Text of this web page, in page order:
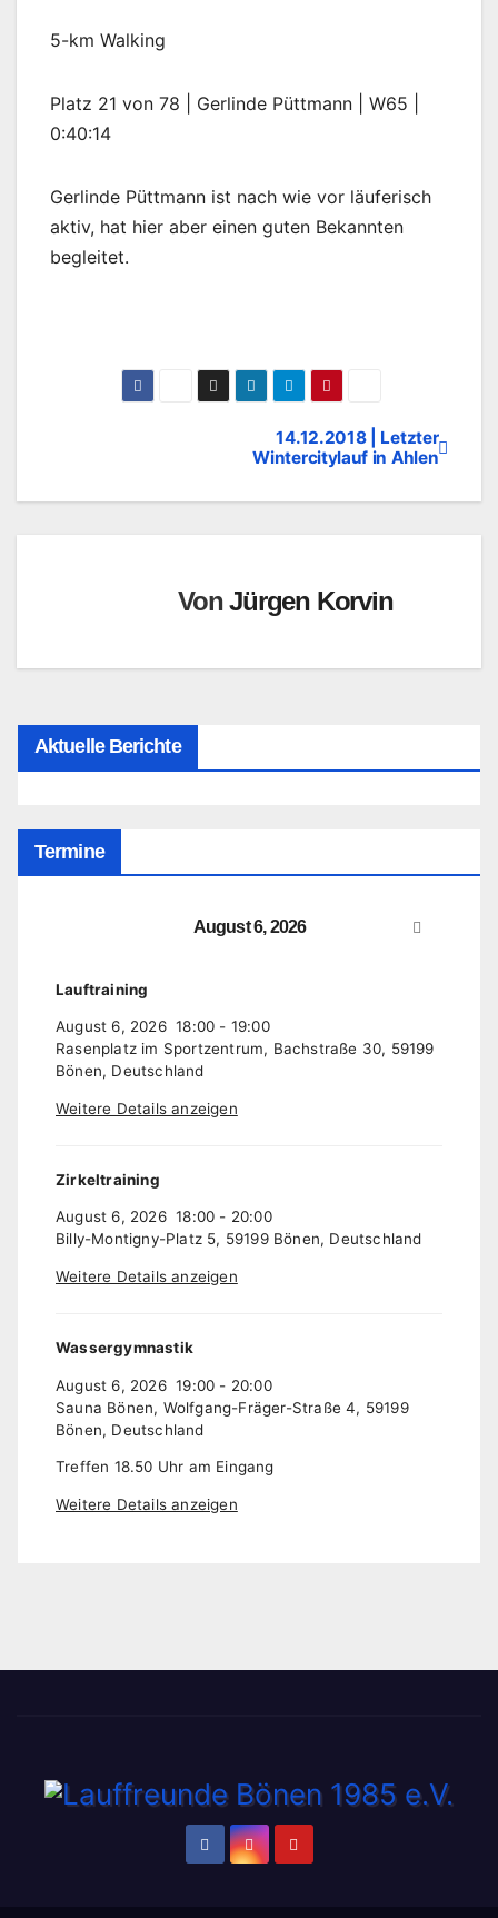
5-km Walking
Platz 21 von 78 | Gerlinde Püttmann | W65 |
0:40:14
Gerlinde Püttmann ist nach wie vor läuferisch
aktiv, hat hier aber einen guten Bekannten
begleitet.
Beitragsnavigation14.12.2018 | Letzter
Wintercitylauf in Ahlen
VonJürgen Korvin
Aktuelle Berichte
Termine
August 6, 2026
Lauftraining
August 6, 2026 18:00 - 19:00
Rasenplatz im Sportzentrum, Bachstraße 30, 59199
Bönen, Deutschland
Weitere Details anzeigen
Zirkeltraining
August 6, 2026 18:00 - 20:00
Billy-Montigny-Platz 5, 59199 Bönen, Deutschland
Weitere Details anzeigen
Wassergymnastik
August 6, 2026 19:00 - 20:00
Sauna Bönen, Wolfgang-Fräger-Straße 4, 59199
Bönen, Deutschland
Treffen 18.50 Uhr am Eingang
Weitere Details anzeigen